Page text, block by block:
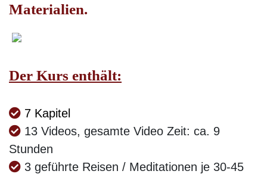
Materialien.
Der Kurs enthält:
7 Kapitel
13 Videos, gesamte Video Zeit: ca. 9
Stunden
3 geführte Reisen / Meditationen je 30-45